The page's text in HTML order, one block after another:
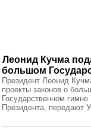
Леонид Кучма
большом
Президент Леонид
проекты законов о
Государственном
Президента, передают